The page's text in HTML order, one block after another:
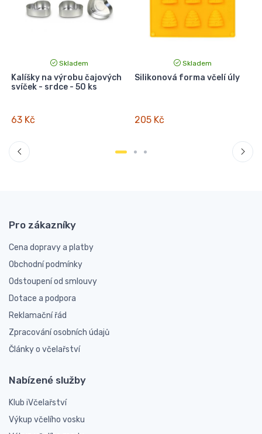
Skladem
Kalíšky na výrobu čajových
svíček - srdce - 50 ks
63 Kč
Skladem
Silikonová forma včelí úly
205 Kč
Pro zákazníky
Cena dopravy a platby
Obchodní podmínky
Odstoupení od smlouvy
Dotace a podpora
Reklamační řád
Zpracování osobních údajů
Články o včelařství
Nabízené služby
Klub iVčelařství
Výkup včelího vosku